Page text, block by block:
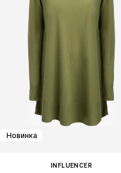
Новинка
INFLUENCER